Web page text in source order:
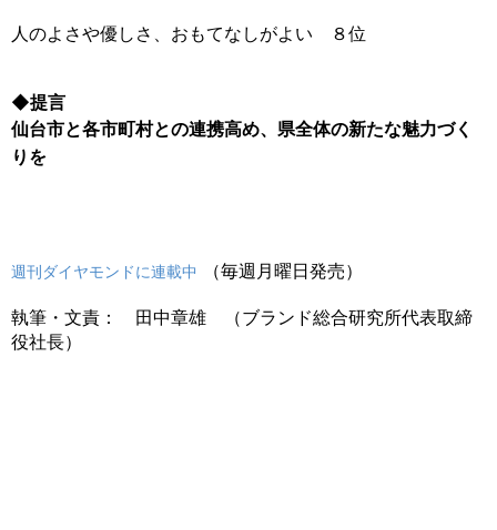
人のよさや優しさ、おもてなしがよい ８位
◆提言
仙台市と各市町村との連携高め、県全体の新たな魅力づく
りを
週刊ダイヤモンドに連載中 （毎週月曜日発売）
執筆・文責： 田中章雄 （ブランド総合研究所代表取締
役社長）